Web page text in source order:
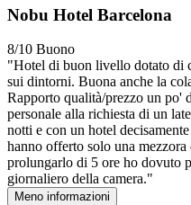
Nobu Hotel Barcelona
8/10 Buono
"Hotel di buon livello dotato di
sui dintorni. Buona anche la
Rapporto qualità/prezzo un po'
personale alla richiesta di un
notti e con un hotel
hanno offerto solo una
prolungarlo di 5 ore ho dovuto
giornaliero della camera."
Meno informazioni